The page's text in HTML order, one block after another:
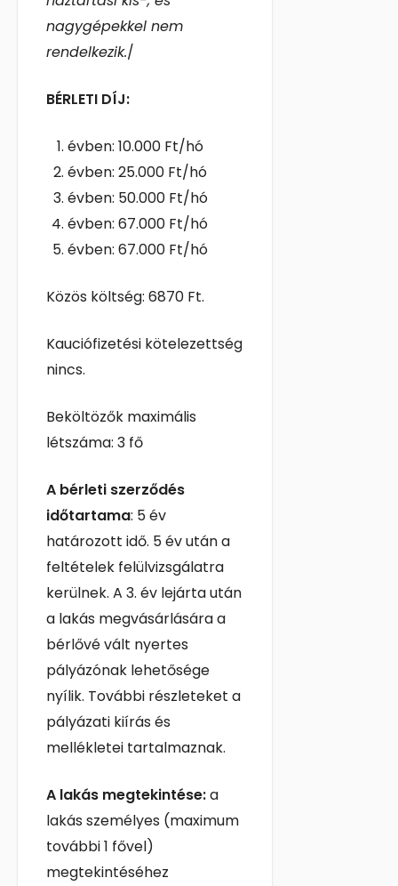
nagygépekkel nem
rendelkezik./
BÉRLETI DÍJ:
évben: 10.000 Ft/hó
évben: 25.000 Ft/hó
évben: 50.000 Ft/hó
évben: 67.000 Ft/hó
évben: 67.000 Ft/hó
Közös költség: 6870 Ft.
Kauciófizetési kötelezettség
nincs.
Beköltözők maximális
létszáma: 3 fő
A bérleti szerződés
időtartama: 5 év
határozott idő. 5 év után a
feltételek felülvizsgálatra
kerülnek. A 3. év lejárta után
a lakás megvásárlására a
bérlővé vált nyertes
pályázónak lehetősége
nyílik. További részleteket a
pályázati kiírás és
mellékletei tartalmaznak.
A lakás megtekintése:a
lakás személyes (maximum
további 1 fővel)
megtekintéséhez